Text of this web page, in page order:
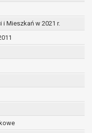
Mieszkań w 2021 r.
zachowania
kontrolnych.
przez
przysługuje
danych oraz
podstawie art. 15
lub